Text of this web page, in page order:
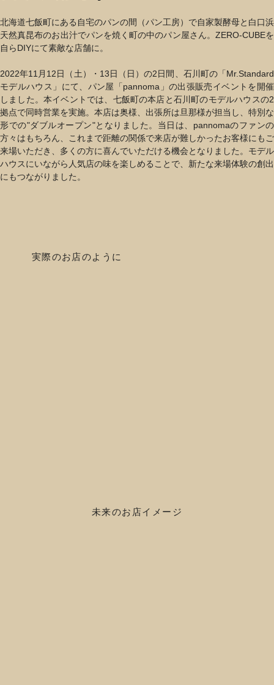
北海道七飯町にある自宅のパンの間（パン工房）で自家製酵母と白口浜
天然真昆布のお出汁でパンを焼く町の中のパン屋さん。ZERO-CUBEを
自らDIYにて素敵な店舗に。
2022年11月12日（土）・13日（日）の2日間、石川町の「Mr.Standard
モデルハウス」にて、パン屋「pannoma」の出張販売イベントを開催
しました。本イベントでは、七飯町の本店と石川町のモデルハウスの2
拠点で同時営業を実施。本店は奥様、出張所は旦那様が担当し、特別な
形での"ダブルオープン"となりました。当日は、pannomaのファンの
方々はもちろん、これまで距離の関係で来店が難しかったお客様にもご
来場いただき、多くの方に喜んでいただける機会となりました。モデル
ハウスにいながら人気店の味を楽しめることで、新たな来場体験の創出
にもつながりました。
実際のお店のように
未来のお店イメージ